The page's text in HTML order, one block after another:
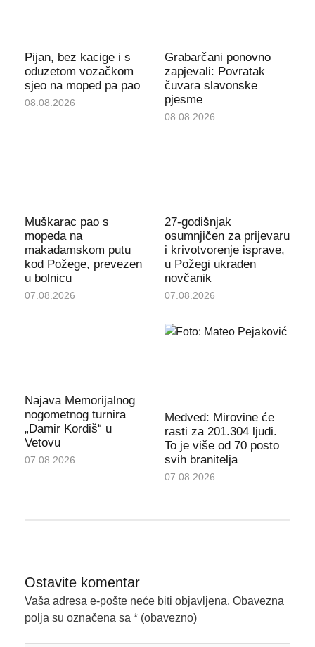
Pijan, bez kacige i s
oduzetom vozačkom
sjeo na moped pa pao
08.08.2026
Grabarčani ponovno
zapjevali: Povratak
čuvara slavonske
pjesme
08.08.2026
Muškarac pao s
mopeda na
makadamskom putu
kod Požege, prevezen
u bolnicu
07.08.2026
27-godišnjak
osumnjičen za prijevaru
i krivotvorenje isprave,
u Požegi ukraden
novčanik
07.08.2026
Najava Memorijalnog
nogometnog turnira
„Damir Kordiš“ u
Vetovu
07.08.2026
Medved: Mirovine će
rasti za 201.304 ljudi.
To je više od 70 posto
svih branitelja
07.08.2026
Ostavite komentar
Vaša adresa e-pošte neće biti objavljena. Obavezna
polja su označena sa * (obavezno)